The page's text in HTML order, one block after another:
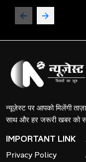
न्यूज़ेस्ट पर आपको मिलेंगी
साथ और हर जरूरी खबर को
IMPORTANT LINK
Privacy Policy